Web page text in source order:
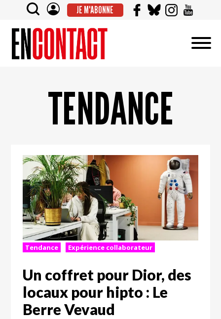
JE M'ABONNE
TENDANCE
Tendance Expérience collaborateur
Un coffret pour Dior, des
locaux pour hipto : Le
Berre Vevaud